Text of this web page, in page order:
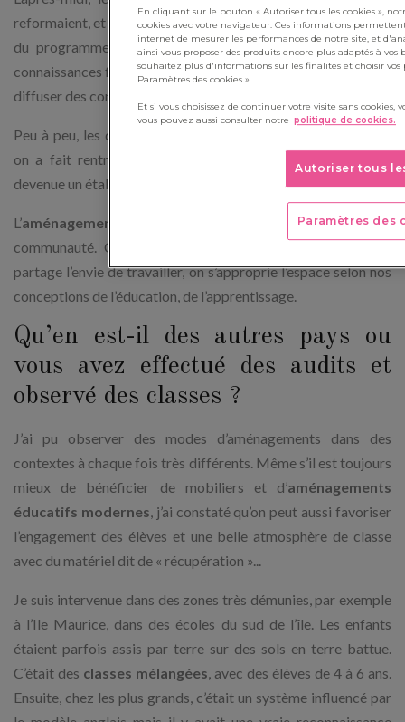
reformaient, et les enseignants reprenaient le cours « normal »
du programme scolaire pour nourrir les élèves avec les
connaissances fondamentales nécessaires pour penser, écrire,
diffuser des contenus.
Peu à peu, les décideurs ont changé, l’équipe s’est disloquée,
on a fait rentrer tout le monde dans le moule, l’école est
devenue un établissement plus « classique »...
L’aménagement éducatif
, c’est le projet de toute une
communauté. On vit ensemble, on travaille ensemble, on
partage l’envie de travailler, on s’approprie l’espace selon nos
conceptions de l’éducation, de l’apprentissage.
Qu’en est-il des autres pays ou
vous avez effectué des audits et
observé des classes ?
J’ai pu observer des modes d’aménagements dans des
contextes à chaque fois très différents. Même s’il est toujours
mieux de bénéficier de mobiliers et d’aménagements
éducatifs modernes, j’ai constaté qu’on peut aussi favoriser
l’engagement des élèves et une belle atmosphère de classe
avec du matériel dit de « récupération »...
Je suis intervenue dans des zones très démunies, par exemple
à l’Ile Maurice, dans des écoles du sud de l’île. Les enfants
étaient parfois assis par terre sur des sols en terre battue.
C’était des classes mélangées, avec des élèves de 4 à 6 ans.
Ensuite, chez les plus grands, c’était un système influencé par
En cliquant sur le bouton « Autoriser tous les cookies »,
cookies avec votre navigateur. Ces informations
internet de mesurer les performances de notre site, et
ainsi vous proposer des produits encore plus adaptés à
souhaitez plus d'informations sur les finalités et choisir vos
Paramètres des cookies ».
Et si vous choisissez de continuer votre visite sans cookies,
vous pouvez aussi consulter notre politique de cookies.
Autoriser tous
Paramètres des